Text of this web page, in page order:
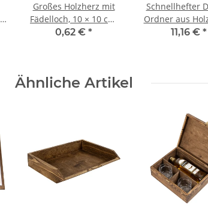
Großes Holzherz mit
Fädelloch, 10 × 10 cm,
Holz-Herzen
0,62 € *
Schnellhefter
Ordner aus
Hefter,11,16 € *
Ähnliche Artikel